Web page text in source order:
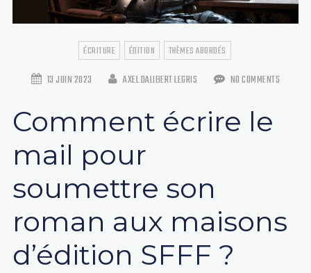
ÉCRITURE ÉDITION THÈMES ABORDÉS
13 JUIN 2023 AXEL DALIBERT LEGRIS NO COMMENTS
Comment écrire le
mail pour
soumettre son
roman aux maisons
d’édition SFFF ?